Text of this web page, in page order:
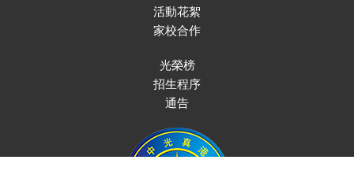
活動花絮
家校合作
光榮榜
招生程序
通告